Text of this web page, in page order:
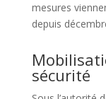
mesures
depuis
sécurité